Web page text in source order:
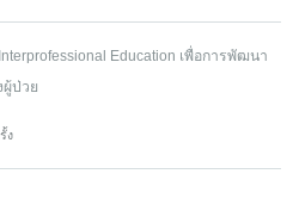
Education เพื่อการพัฒนา
ป่วย
ง